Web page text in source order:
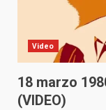
Video
18 marzo
(VIDEO)